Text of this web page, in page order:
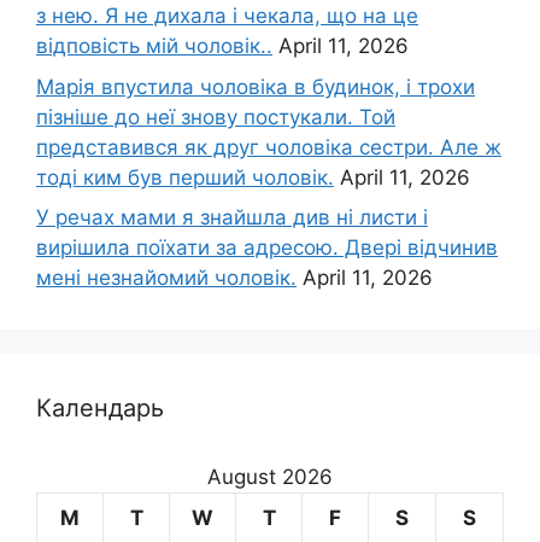
з нею. Я не дихала і чекала, що на це
відповість мій чоловік.. April 11, 2026
Марія впустила чоловіка в будинок, і трохи
пізніше до неї знову постукали. Той
представився як друг чоловіка сестри. Але ж
тоді ким був перший чоловік. April 11, 2026
У речах мами я знайшла див ні листи і
вирішила поїхати за адресою. Двері відчинив
мені незнайомий чоловік. April 11, 2026
Календарь
August 2026
M
T W T F S S